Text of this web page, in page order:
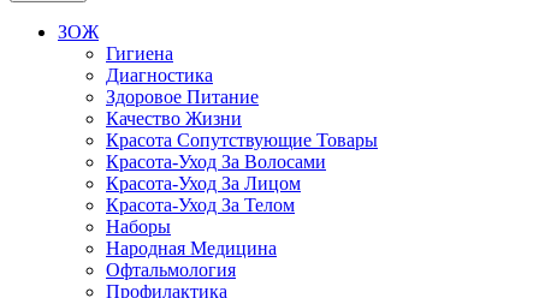
ЗОЖ
Гигиена
Диагностика
Здоровое Питание
Качество Жизни
Красота Сопутствующие Товары
Красота-Уход За Волосами
Красота-Уход За Лицом
Красота-Уход За Телом
Наборы
Народная Медицина
Офтальмология
Профилактика